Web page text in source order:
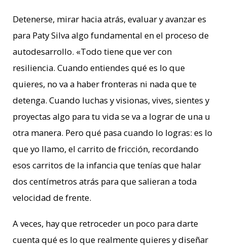
Detenerse, mirar hacia atrás, evaluar y avanzar es
para Paty Silva algo fundamental en el proceso de
autodesarrollo. «Todo tiene que ver con
resiliencia. Cuando entiendes qué es lo que
quieres, no va a haber fronteras ni nada que te
detenga. Cuando luchas y visionas, vives, sientes y
proyectas algo para tu vida se va a lograr de una u
otra manera. Pero qué pasa cuando lo logras: es lo
que yo llamo, el carrito de fricción, recordando
esos carritos de la infancia que tenías que halar
dos centímetros atrás para que salieran a toda
velocidad de frente.
A veces, hay que retroceder un poco para darte
cuenta qué es lo que realmente quieres y diseñar